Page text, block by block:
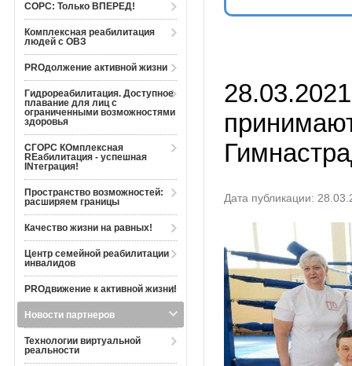
СОРС: Только ВПЕРЕД!
Комплексная реабилитация
людей с ОВЗ
PROдолжение активной жизни
Гидрореабилитация. Доступное
плавание для лиц с
ограниченными возможностями
здоровья
СГОРС КОмплексная
REабилитация - успешная
INтеграция!
Пространство возможностей:
расширяем границы
Качество жизни на равных!
Центр семейной реабилитации
инвалидов
PROдвижение к активной жизни!
Новости партнеров
Технологии виртуальной
реальности
Дата публикации: